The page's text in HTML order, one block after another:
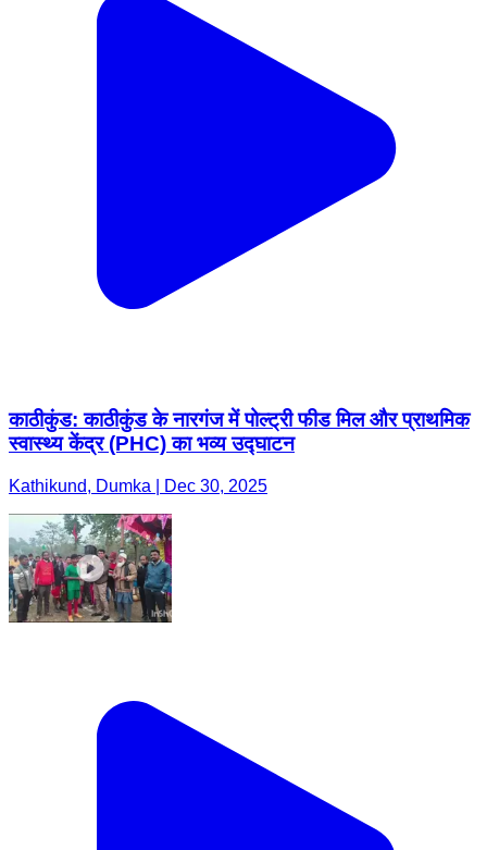
काठीकुंड: काठीकुंड के नारगंज में पोल्ट्री फीड मिल और प्राथमिक
स्वास्थ्य केंद्र (PHC) का भव्य उद्घाटन
Kathikund, Dumka | Dec 30, 2025